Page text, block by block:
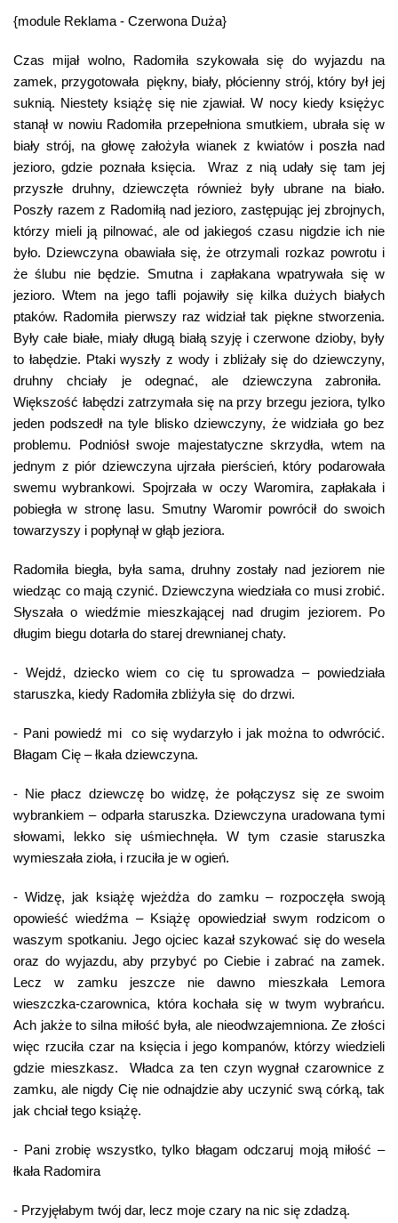
{module Reklama - Czerwona Duża}
Czas mijał wolno, Radomiła szykowała się do wyjazdu na
zamek, przygotowała piękny, biały, płócienny strój, który był jej
suknią. Niestety książę się nie zjawiał. W nocy kiedy księżyc
stanął w nowiu Radomiła przepełniona smutkiem, ubrała się w
biały strój, na głowę założyła wianek z kwiatów i poszła nad
jezioro, gdzie poznała księcia. Wraz z nią udały się tam jej
przyszłe druhny, dziewczęta również były ubrane na biało.
Poszły razem z Radomiłą nad jezioro, zastępując jej zbrojnych,
którzy mieli ją pilnować, ale od jakiegoś czasu nigdzie ich nie
było. Dziewczyna obawiała się, że otrzymali rozkaz powrotu i
że ślubu nie będzie. Smutna i zapłakana wpatrywała się w
jezioro. Wtem na jego tafli pojawiły się kilka dużych białych
ptaków. Radomiła pierwszy raz widział tak piękne stworzenia.
Były całe białe, miały długą białą szyję i czerwone dzioby, były
to łabędzie. Ptaki wyszły z wody i zbliżały się do dziewczyny,
druhny chciały je odegnać, ale dziewczyna zabroniła.
Większość łabędzi zatrzymała się na przy brzegu jeziora, tylko
jeden podszedł na tyle blisko dziewczyny, że widziała go bez
problemu. Podniósł swoje majestatyczne skrzydła, wtem na
jednym z piór dziewczyna ujrzała pierścień, który podarowała
swemu wybrankowi. Spojrzała w oczy Waromira, zapłakała i
pobiegła w stronę lasu. Smutny Waromir powrócił do swoich
towarzyszy i popłynął w głąb jeziora.
Radomiła biegła, była sama, druhny zostały nad jeziorem nie
wiedząc co mają czynić. Dziewczyna wiedziała co musi zrobić.
Słyszała o wiedźmie mieszkającej nad drugim jeziorem. Po
długim biegu dotarła do starej drewnianej chaty.
- Wejdź, dziecko wiem co cię tu sprowadza – powiedziała
staruszka, kiedy Radomiła zbliżyła się do drzwi.
- Pani powiedź mi co się wydarzyło i jak można to odwrócić.
Błagam Cię – łkała dziewczyna.
- Nie płacz dziewczę bo widzę, że połączysz się ze swoim
wybrankiem – odparła staruszka. Dziewczyna uradowana tymi
słowami, lekko się uśmiechnęła. W tym czasie staruszka
wymieszała zioła, i rzuciła je w ogień.
- Widzę, jak książę wjeżdża do zamku – rozpoczęła swoją
opowieść wiedźma – Książę opowiedział swym rodzicom o
waszym spotkaniu. Jego ojciec kazał szykować się do wesela
oraz do wyjazdu, aby przybyć po Ciebie i zabrać na zamek.
Lecz w zamku jeszcze nie dawno mieszkała Lemora
wieszczka-czarownica, która kochała się w twym wybrańcu.
Ach jakże to silna miłość była, ale nieodwzajemniona. Ze złości
więc rzuciła czar na księcia i jego kompanów, którzy wiedzieli
gdzie mieszkasz. Władca za ten czyn wygnał czarownice z
zamku, ale nigdy Cię nie odnajdzie aby uczynić swą córką, tak
jak chciał tego książę.
- Pani zrobię wszystko, tylko błagam odczaruj moją miłość –
łkała Radomira
- Przyjęłabym twój dar, lecz moje czary na nic się zdadzą.